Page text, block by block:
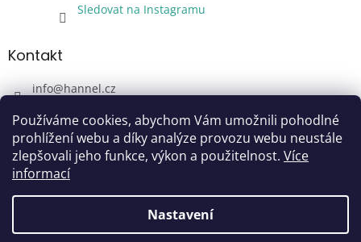
Používáme cookies, abychom Vám umožnili pohodlné
prohlížení webu a díky analýze provozu webu neustále
zlepšovali jeho funkce, výkon a použitelnost. Více
informací
Nastavení
Sledovat na Instagramu
Kontakt
info@hannel.cz
+420733345621
Sledujte nás!
hannel.cz
Vytvořil Shoptet